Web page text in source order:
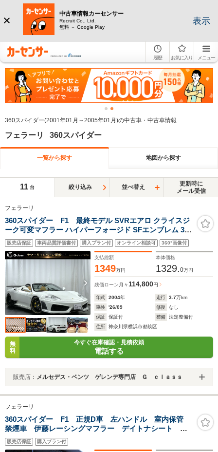
中古車情報カーセンサー
Recruit Co., Ltd.
無料 － Google Play
表示
履歴 お気に入り メニュー
360スパイダー(2001年01月～2005年01月)の中古車・中古車情報
フェラーリ 360スパイダー
一覧から探す 地図から探す
11 台 絞り込み 並べ替え
更新時に
メール受信
フェラーリ
360スパイダー F1 最終モデル SVRエアロ クライスジ
ーク可変マフラー ハイパーフォージド SFエンブレム 3万
km時クラッチ/幌交換 R4年タイベル交換済 2.6万km時F1
ポンプ交換 ダッシュ/シート張替済 ベタツキリペア済 ワ
ンオフハンドル
販売店保証 車両品質評価書付 購入プラン付 オンライン相談可 360°画像付
支払総額
1349万円
本体価格
1329.0万円
残価ローン 月々114,800円
年式 2004年 走行 3.7万km
車検
'26/09 修復
なし
保証
保証付 整備
法定整備付
住所
神奈川県横浜市都筑区
無
料
今すぐ在庫確認・見積依頼
電話する
販売店： メルセデス・ベンツ ゲレンデ専門店 Ｇ ｃｌａｓｓ
フェラーリ
360スパイダー F1 正規D車 左ハンドル 室内保管
禁煙車 伊藤レーシングマフラー デイトナシート
HDDナビ ETC タイミングベルト 交換済み 電動ミ
ラー 純正アルミ 取説 スペアキー 備品有り
販売店保証 購入プラン付